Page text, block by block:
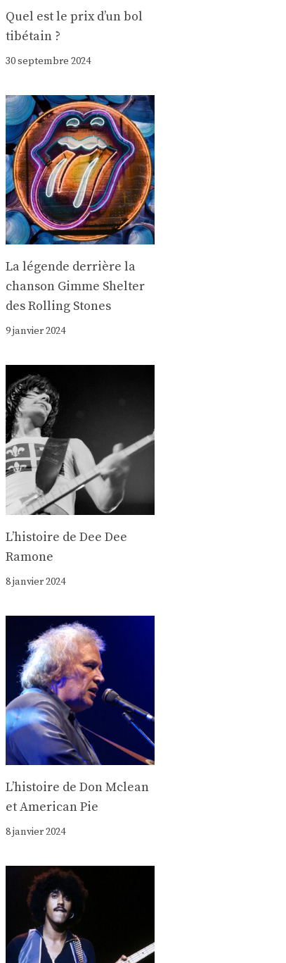
Quel est le prix d’un bol
tibétain ?
30 septembre 2024
La légende derrière la
chanson Gimme Shelter
des Rolling Stones
9 janvier 2024
Lʼhistoire de Dee Dee
Ramone
8 janvier 2024
Lʼhistoire de Don Mclean
et American Pie
8 janvier 2024